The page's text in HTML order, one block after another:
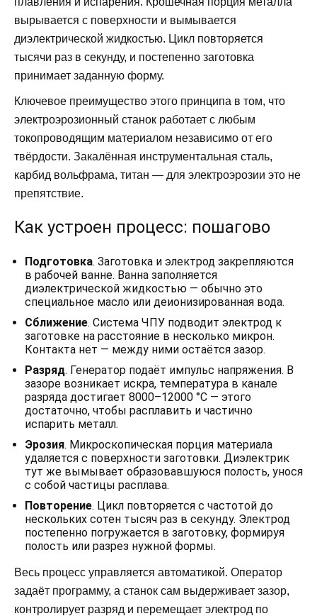
вырывается с поверхности и вымывается
диэлектрической жидкостью. Цикл повторяется
тысячи раз в секунду, и постепенно заготовка
принимает заданную форму.
Ключевое преимущество этого принципа в том, что
электроэрозионный станок работает с любым
токопроводящим материалом независимо от его
твёрдости. Закалённая инструментальная сталь,
карбид вольфрама, титан — для электроэрозии это не
препятствие.
Как устроен процесс: пошагово
Подготовка. Заготовка и электрод закрепляются
в рабочей ванне. Ванна заполняется
диэлектрической жидкостью — обычно это
специальное масло или деионизированная вода.
Сближение. Система ЧПУ подводит электрод к
заготовке на расстояние в несколько микрон.
Контакта нет — между ними остаётся зазор.
Разряд. Генератор подаёт импульс напряжения. В
зазоре возникает искра, температура в канале
разряда достигает 8000–12000 °C — этого
достаточно, чтобы расплавить и частично
испарить металл.
Эрозия. Микроскопическая порция материала
удаляется с поверхности заготовки. Диэлектрик
тут же вымывает образовавшуюся полость, унося
с собой частицы расплава.
Повторение. Цикл повторяется с частотой до
нескольких сотен тысяч раз в секунду. Электрод
постепенно погружается в заготовку, формируя
полость или разрез нужной формы.
Весь процесс управляется автоматикой. Оператор
задаёт программу, а станок сам выдерживает зазор,
контролирует разряд и перемещает электрод по